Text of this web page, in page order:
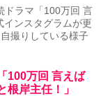
ドラマ「100万回 言
インスタグラムが更
撮りしている様子
100万回 言えば
岸主任！」